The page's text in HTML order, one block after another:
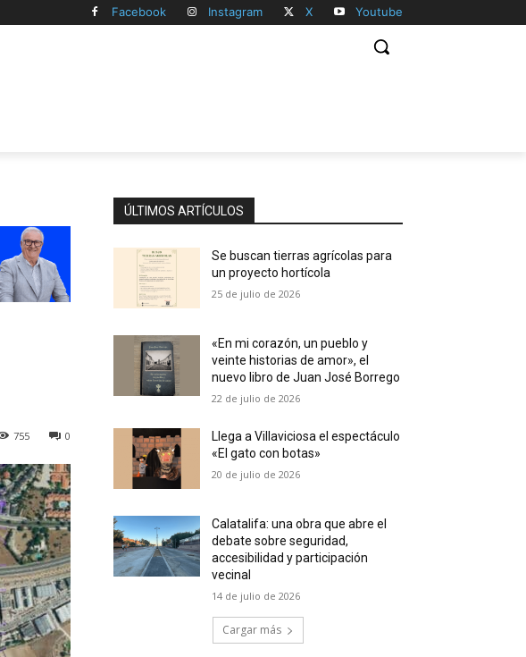
Facebook Instagram X Youtube
0
755
ÚLTIMOS ARTÍCULOS
Se buscan tierras agrícolas para
un proyecto hortícola
25 de julio de 2026
«En mi corazón, un pueblo y
veinte historias de amor», el
nuevo libro de Juan José Borrego
22 de julio de 2026
Llega a Villaviciosa el espectáculo
«El gato con botas»
20 de julio de 2026
Calatalifa: una obra que abre el
debate sobre seguridad,
accesibilidad y participación
vecinal
14 de julio de 2026
Cargar más